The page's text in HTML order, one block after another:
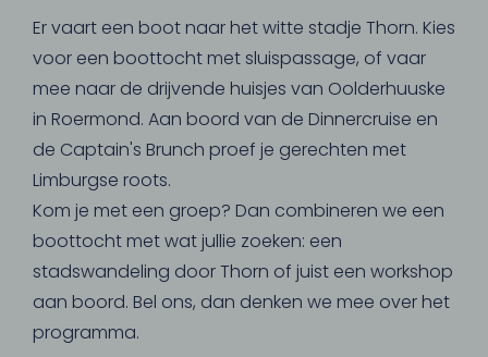
Er vaart een boot naar het witte stadje Thorn. Kies
voor een boottocht met sluispassage, of vaar
mee naar de drijvende huisjes van Oolderhuuske
in Roermond. Aan boord van de Dinnercruise en
de Captain's Brunch proef je gerechten met
Limburgse roots.
Kom je met een groep? Dan combineren we een
boottocht met wat jullie zoeken: een
stadswandeling door Thorn of juist een workshop
aan boord. Bel ons, dan denken we mee over het
programma.